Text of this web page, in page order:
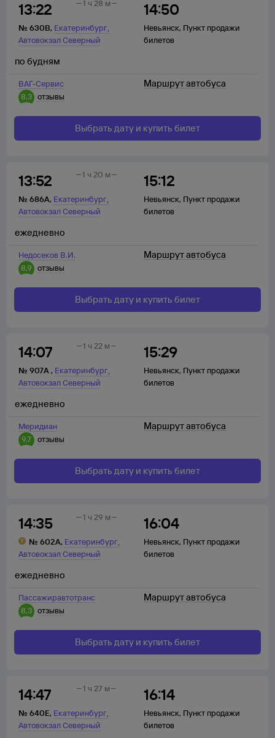
13:22
№ 630В, Екатеринбург,
Автовокзал Северный
14:50
Невьянск, Пункт продажи
билетов
1 ч 28 м
ВАГ-Сервис
8,3 отзывы
по будням
Маршрут автобуса
Выбрать дату и купить билет
13:52
№ 686А, Екатеринбург,
Автовокзал Северный
15:12
Невьянск, Пункт продажи
билетов
1 ч 20 м
Недосеков В.И.
8,9
отзывы
ежедневно
Маршрут автобуса
Выбрать дату и купить билет
14:07
№ 907А , Екатеринбург,
Автовокзал Северный
15:29
Невьянск, Пункт продажи
билетов
1 ч 22 м
Меридиан
9,7
отзывы
ежедневно
Маршрут автобуса
Выбрать дату и купить билет
14:35
№ 602А, Екатеринбург,
Автовокзал Северный
16:04
Невьянск, Пункт продажи
билетов
1 ч 29 м
Пассажиравтотранс
8,3 отзывы
ежедневно
Маршрут автобуса
Выбрать дату и купить билет
14:47
№ 640Е, Екатеринбург,
Автовокзал Северный
16:14
Невьянск, Пункт продажи
билетов
1 ч 27 м